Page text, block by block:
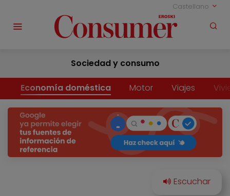
Castellano
Sociedad y consumo
Economía doméstica Motor Viajes